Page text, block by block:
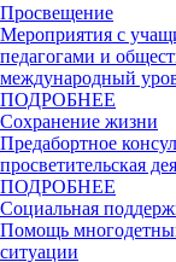
Просвещение
Мероприятия с
педагогами и
международный
ПОДРОБНЕЕ
Сохранение жизни
Предабортное
просветительская
ПОДРОБНЕЕ
Социальная
Помощь
ситуации